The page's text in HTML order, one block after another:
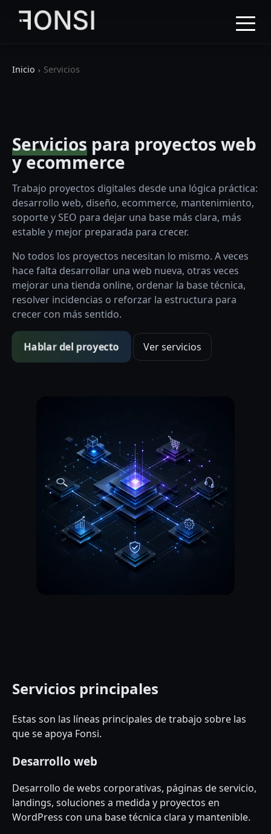
Inicio Servicios
Servicios para proyectos web
y ecommerce
Trabajo proyectos digitales desde una lógica práctica:
desarrollo web, diseño, ecommerce, mantenimiento,
soporte y SEO para dejar una base más clara, más
estable y mejor preparada para crecer.
No todos los proyectos necesitan lo mismo. A veces
hace falta desarrollar una web nueva, otras veces
mejorar una tienda online, ordenar la base técnica,
resolver incidencias o reforzar la estructura para
crecer con más sentido.
Hablar del proyecto Ver servicios
Servicios principales
Estas son las líneas principales de trabajo sobre las
que se apoya Fonsi.
Desarrollo web
Desarrollo de webs corporativas, páginas de servicio,
landings, soluciones a medida y proyectos en
WordPress con una base técnica clara y mantenible.